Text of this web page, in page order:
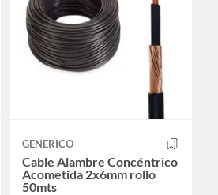
GENERICO
Cable Alambre Concéntrico
Acometida 2x6mm rollo
50mts